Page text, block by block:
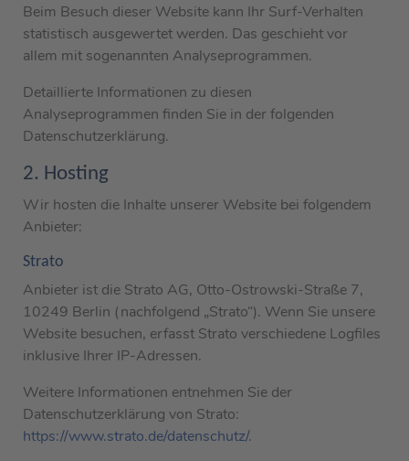
Beim Besuch dieser Website kann Ihr Surf-Verhalten
statistisch ausgewertet werden. Das geschieht vor
allem mit sogenannten Analyseprogrammen.
Detaillierte Informationen zu diesen
Analyseprogrammen finden Sie in der folgenden
Datenschutzerklärung.
2. Hosting
Wir hosten die Inhalte unserer Website bei folgendem
Anbieter:
Strato
Anbieter ist die Strato AG, Otto-Ostrowski-Straße 7,
10249 Berlin (nachfolgend „Strato“). Wenn Sie unsere
Website besuchen, erfasst Strato verschiedene Logfiles
inklusive Ihrer IP-Adressen.
Weitere Informationen entnehmen Sie der
Datenschutzerklärung von Strato:
https://www.strato.de/datenschutz/.